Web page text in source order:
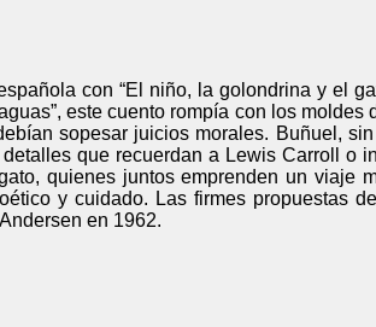
con “El niño, la golondrina y el
este cuento rompía con los moldes
sopesar juicios morales. Buñuel,
que recuerdan a Lewis Carroll o
quienes juntos emprenden un viaje
y cuidado. Las firmes propuestas
en 1962.